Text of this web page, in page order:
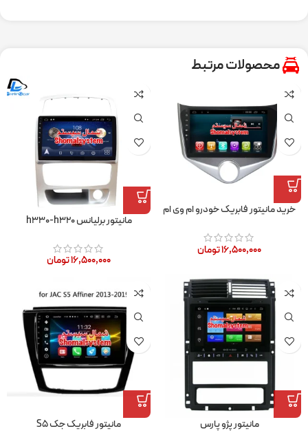
محصولات مرتبط
خرید مانیتور فابریک خودرو ام وی ام
۱۶,۵۰۰,۰۰۰تومان
مانیتور برلیانس h۳۳۰-h۳۲۰
۱۶,۵۰۰,۰۰۰تومان
مانیتور پژو پارس مانیتور فابریک جک S۵